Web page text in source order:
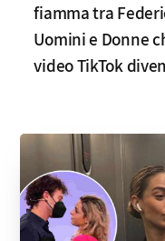
fiamma tra
Uomini e Donne
video TikTok